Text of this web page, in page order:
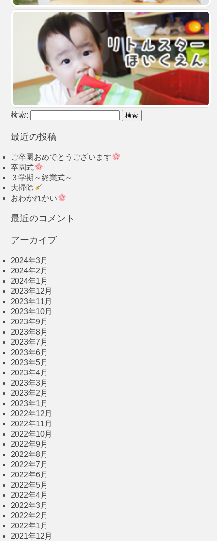
検索:
最近の投稿
ご卒園おめでとうございます
卒園式
３学期～終業式～
大掃除
おわかれかい
最近のコメント
アーカイブ
2024年3月
2024年2月
2024年1月
2023年12月
2023年11月
2023年10月
2023年9月
2023年8月
2023年7月
2023年6月
2023年5月
2023年4月
2023年3月
2023年2月
2023年1月
2022年12月
2022年11月
2022年10月
2022年9月
2022年8月
2022年7月
2022年6月
2022年5月
2022年4月
2022年3月
2022年2月
2022年1月
2021年12月